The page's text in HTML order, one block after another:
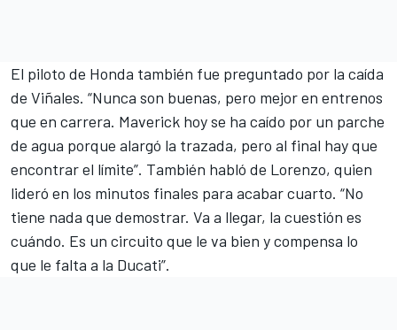
El piloto de Honda también fue preguntado por la caída
de Viñales. “Nunca son buenas, pero mejor en entrenos
que en carrera. Maverick hoy se ha caído por un parche
de agua porque alargó la trazada, pero al final hay que
encontrar el límite”. También habló de Lorenzo, quien
lideró en los minutos finales para acabar cuarto. “No
tiene nada que demostrar. Va a llegar, la cuestión es
cuándo. Es un circuito que le va bien y compensa lo
que le falta a la Ducati”.